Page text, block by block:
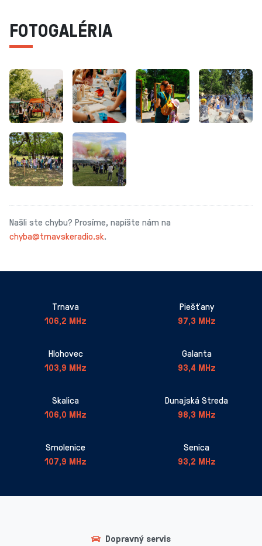
FOTOGALÉRIA
Našli ste chybu? Prosíme, napíšte nám na
chyba@trnavskeradio.sk.
Trnava
106,2 MHz
Piešťany
97,3 MHz
Hlohovec
103,9 MHz
Galanta
93,4 MHz
Skalica
106,0 MHz
Dunajská Streda
98,3 MHz
Smolenice
107,9 MHz
Senica
93,2 MHz
Dopravný servis